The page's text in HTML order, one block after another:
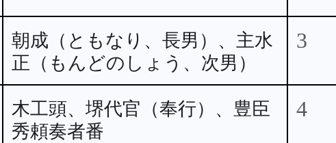
朝成（ともなり、長男）、主水
正（もんどのしょう、次男）
3
木工頭、堺代官（奉行）、豊臣
秀頼奏者番
4